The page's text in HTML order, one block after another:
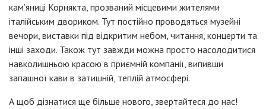
кам’яниці Корнякта, прозваний місцевими жителями
італійським двориком. Тут постійно проводяться музейні
вечори, виставки під відкритим небом, читання, концерти та
інші заходи. Також тут завжди можна просто насолодитися
навколишньою красою в приємній компанії, випивши
запашної кави в затишній, теплій атмосфері.
А щоб дізнатися ще більше нового, звертайтеся до нас!